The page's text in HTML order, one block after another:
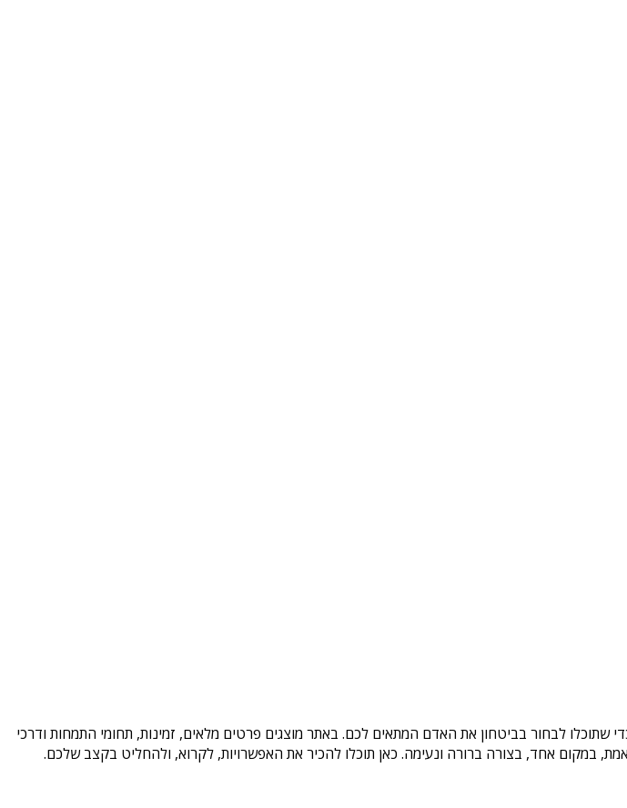
שתוכלו לבחור בביטחון את האדם המתאים לכם. באתר מוצגים פרטים מלאים, זמינות, תחומי התמחות ודרכי
במקום אחד, בצורה ברורה ונעימה. כאן תוכלו להכיר את האפשרויות, לקרוא, ולהחליט בקצב שלכם.